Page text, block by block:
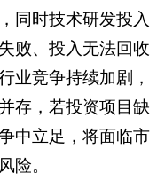
同时技术研发投入
败、投入无法回收
业竞争持续加剧，
存，若投资项目缺
中立足，将面临市
险。